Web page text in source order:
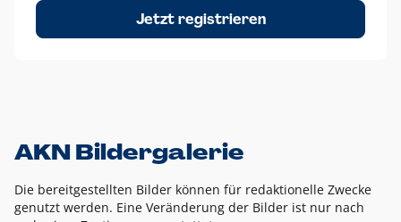
Um das Logo herum muss ein Schutzraum von jeweils einer
Höhe bzw. Breite des N aus AKN in alle Richtungen
Jetzt registrieren
AKN Bildergalerie
Die bereitgestellten Bilder können für redaktionelle Zwecke
genutzt werden. Eine Veränderung der Bilder ist nur nach